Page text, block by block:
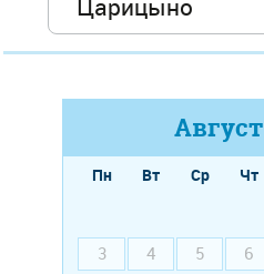
Август
Пн Вт Ср Чт
3
4 5 6